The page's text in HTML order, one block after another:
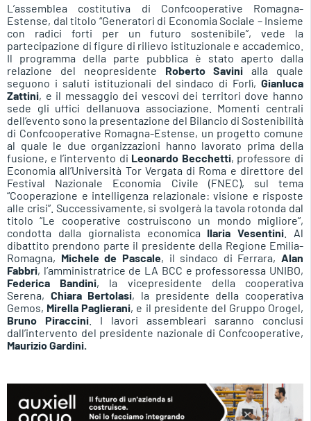
L’assemblea costitutiva di Confcooperative Romagna-
Estense, dal titolo “Generatori di Economia Sociale – Insieme
con radici forti per un futuro sostenibile”, vede la
partecipazione di figure di rilievo istituzionale e accademico.
Il programma della parte pubblica è stato aperto dalla
relazione del neopresidente Roberto Savini alla quale
seguono i saluti istituzionali del sindaco di Forlì, Gianluca
Zattini, e il messaggio dei vescovi dei territori dove hanno
sede gli uffici dellanuova associazione. Momenti centrali
dell’evento sono la presentazione del Bilancio di Sostenibilità
di Confcooperative Romagna-Estense, un progetto comune
al quale le due organizzazioni hanno lavorato prima della
fusione, e l’intervento di Leonardo Becchetti, professore di
Economia all’Università Tor Vergata di Roma e direttore del
Festival Nazionale Economia Civile (FNEC), sul tema
“Cooperazione e intelligenza relazionale: visione e risposte
alle crisi”. Successivamente, si svolgerà la tavola rotonda dal
titolo “Le cooperative costruiscono un mondo migliore”,
condotta dalla giornalista economica Ilaria Vesentini . Al
dibattito prendono parte il presidente della Regione Emilia-
Romagna, Michele de Pascale, il sindaco di Ferrara, Alan
Fabbri, l’amministratrice de LA BCC e professoressa UNIBO,
Federica Bandini, la vicepresidente della cooperativa
Serena, Chiara Bertolasi, la presidente della cooperativa
Gemos, Mirella Paglierani, e il presidente del Gruppo Orogel,
Bruno Piraccini . I lavori assembleari saranno conclusi
dall’intervento del presidente nazionale di Confcooperative,
Maurizio Gardini.